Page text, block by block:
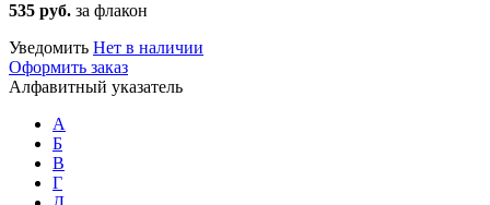
535 руб. за флакон
Уведомить Нет в наличии
Оформить заказ
Алфавитный указатель
А
Б
В
Г